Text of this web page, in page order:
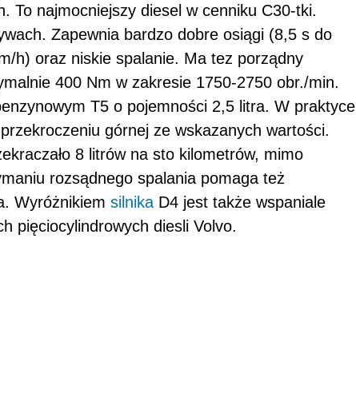
To najmocniejszy diesel w cenniku C30-tki.
Zapewnia bardzo dobre osiągi (8,5 s do
h) oraz niskie spalanie. Ma tez porządny
400 Nm w zakresie 1750-2750 obr./min.
T5 o pojemności 2,5 litra. W praktyce
górnej ze wskazanych wartości.
8 litrów na sto kilometrów, mimo
rozsądnego spalania pomaga też
Wyróżnikiem silnika D4 jest także wspaniale
pięciocylindrowych diesli Volvo.